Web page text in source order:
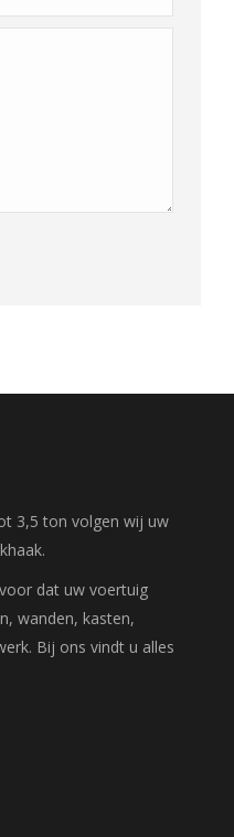
3,5 ton volgen wij uw
dat uw voertuig
wanden, kasten,
Bij ons vindt u alles